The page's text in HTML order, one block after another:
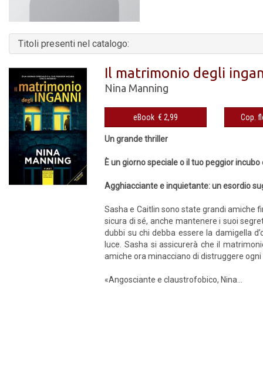
Titoli presenti nel catalogo:
Il matrimonio degli
Nina Manning
eBook € 2,99
Un grande thriller
È un giorno speciale o il tuo peggior incubo
Agghiacciante e inquietante: un esordio
Sasha e Caitlin sono state grandi amiche
sicura di sé, anche mantenere i suoi
dubbi su chi debba essere la damigella
luce. Sasha si assicurerà che il
amiche ora minacciano di distruggere
«Angosciante e claustrofobico, Nina...